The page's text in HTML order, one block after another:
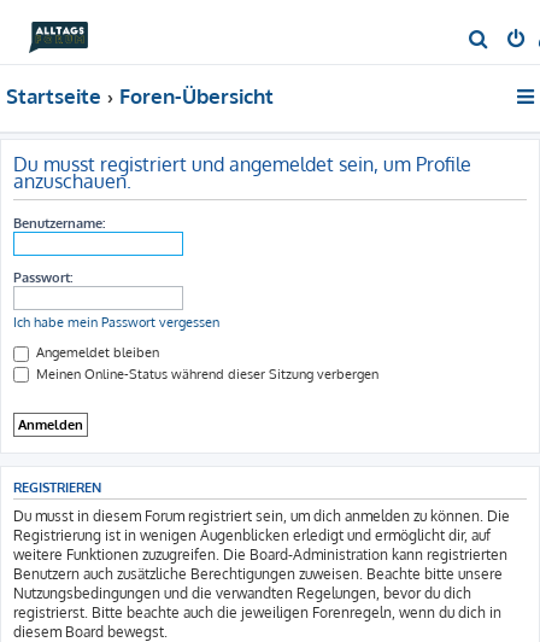
u
Startseite Foren-Übersicht
Du musst registriert und angemeldet sein, um Profile
anzuschauen.
Benutzername:
Passwort:
Ich habe mein Passwort vergessen
Angemeldet bleiben
Meinen Online-Status während dieser Sitzung verbergen
REGISTRIEREN
Du musst in diesem Forum registriert sein, um dich anmelden zu können. Die
Registrierung ist in wenigen Augenblicken erledigt und ermöglicht dir, auf
weitere Funktionen zuzugreifen. Die Board-Administration kann registrierten
Benutzern auch zusätzliche Berechtigungen zuweisen. Beachte bitte unsere
Nutzungsbedingungen und die verwandten Regelungen, bevor du dich
registrierst. Bitte beachte auch die jeweiligen Forenregeln, wenn du dich in
diesem Board bewegst.